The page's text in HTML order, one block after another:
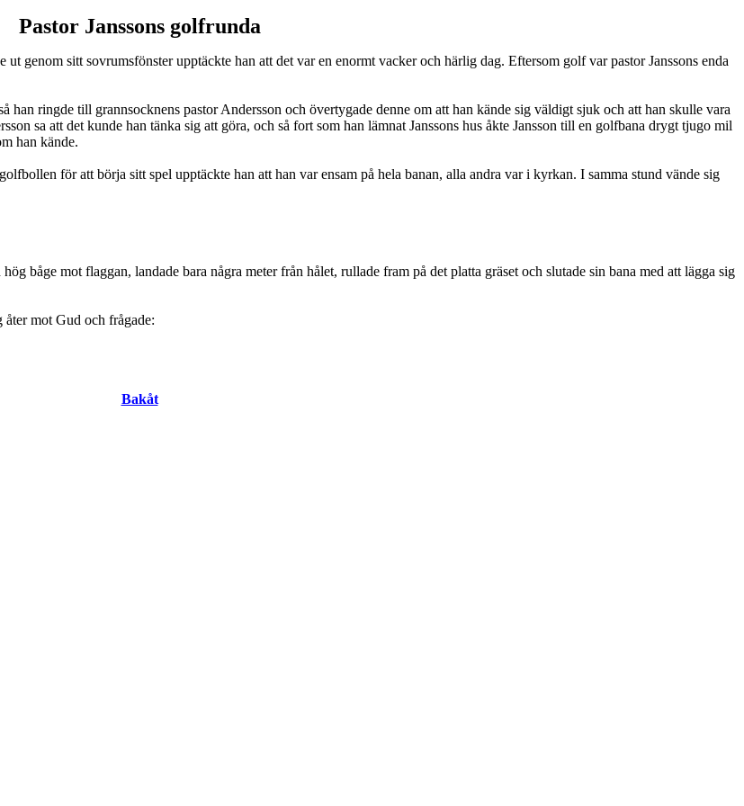
Pastor Janssons golfrunda
genom sitt sovrumsfönster upptäckte han att det var en enormt vacker och härlig dag. Eftersom golf var pastor Janssons enda
han ringde till grannsocknens pastor Andersson och övertygade denne om att han kände sig väldigt sjuk och att han skulle vara
sa att det kunde han tänka sig att göra, och så fort som han lämnat Janssons hus åkte Jansson till en golfbana drygt tjugo mil
han kände.
för att börja sitt spel upptäckte han att han var ensam på hela banan, alla andra var i kyrkan. I samma stund vände sig
båge mot flaggan, landade bara några meter från hålet, rullade fram på det platta gräset och slutade sin bana med att lägga sig
åter mot Gud och frågade:
Bakåt